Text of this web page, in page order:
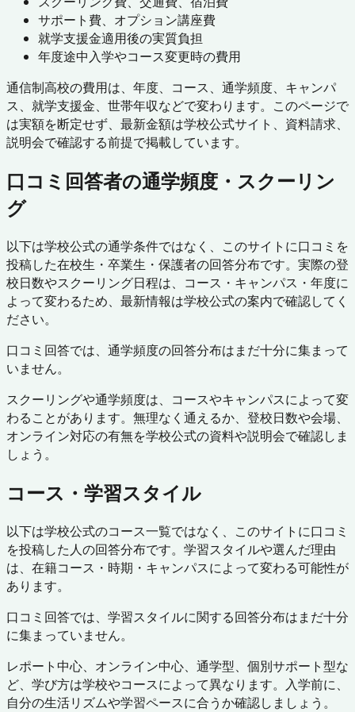
サポート費、オプション講座費
就学支援金適用後の実質負担
年度途中入学やコース変更時の費用
通信制高校の費用は、年度、コース、通学頻度、キャンパ
ス、就学支援金、世帯年収などで変わります。このページで
は実額を断定せず、最新金額は学校公式サイト、資料請求、
説明会で確認する前提で掲載しています。
口コミ回答者の通学頻度・スクーリン
グ
以下は学校公式の通学条件ではなく、このサイトに口コミを
投稿した在校生・卒業生・保護者の回答分布です。実際の登
校日数やスクーリング日程は、コース・キャンパス・年度に
よって変わるため、最新情報は学校公式の案内で確認してく
ださい。
口コミ回答では、通学頻度の回答分布はまだ十分に集まって
いません。
スクーリングや通学頻度は、コースやキャンパスによって変
わることがあります。無理なく通えるか、登校日数や会場、
オンライン対応の有無を学校公式の資料や説明会で確認しま
しょう。
コース・学習スタイル
以下は学校公式のコース一覧ではなく、このサイトに口コミ
を投稿した人の回答分布です。学習スタイルや選んだ理由
は、在籍コース・時期・キャンパスによって変わる可能性が
あります。
口コミ回答では、学習スタイルに関する回答分布はまだ十分
に集まっていません。
レポート中心、オンライン中心、通学型、個別サポート型な
ど、学び方は学校やコースによって異なります。入学前に、
自分の生活リズムや学習ペースに合うか確認しましょう。